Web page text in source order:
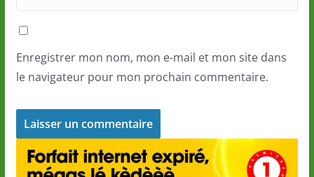
Enregistrer mon nom, mon e-mail et mon site dans
le navigateur pour mon prochain commentaire.